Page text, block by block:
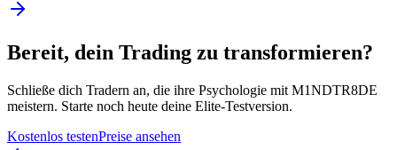
Bereit, dein Trading zu transformieren?
Schließe dich Tradern an, die ihre Psychologie mit M1NDTR8DE
meistern. Starte noch heute deine Elite-Testversion.
Kostenlos testenPreise ansehen